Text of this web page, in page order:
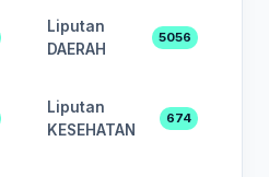
Liputan
DAERAH
5056
Liputan
KESEHATAN
674